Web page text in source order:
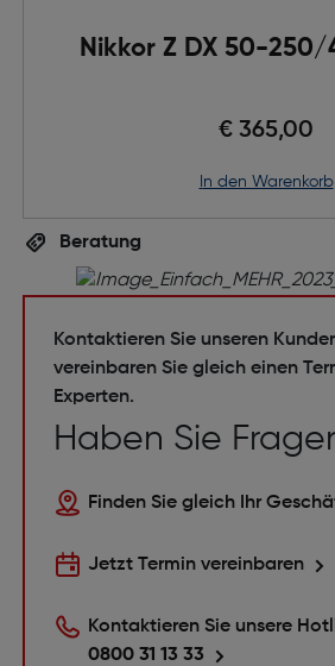
Nikkor Z DX 50-250/
€ 365,00
in den Warenkorb
Beratung
Kontaktieren Sie unseren
vereinbaren Sie gleich einen
Experten.
Haben Sie
Finden Sie gleich Ihr
Jetzt Termin vereinbaren
Kontaktieren Sie unsere
0800 31 13 33